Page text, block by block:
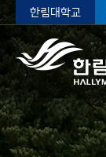
한림대학교